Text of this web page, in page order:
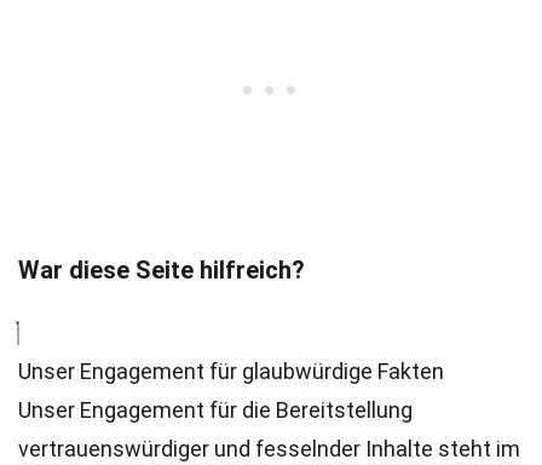
War diese Seite hilfreich?
Unser Engagement für glaubwürdige Fakten
Unser Engagement für die Bereitstellung
vertrauenswürdiger und fesselnder Inhalte steht im